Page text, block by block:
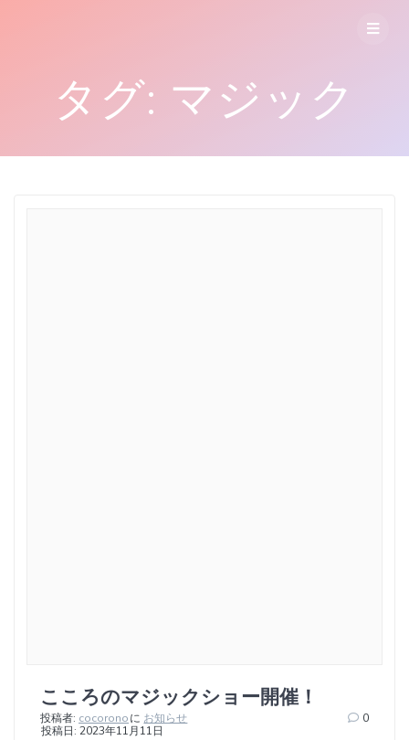
ツ
ッ
タグ: マジック
こころのマジックショー開催！
投稿者: cocoronoに お知らせ
投稿日: 2023年11月11日
0